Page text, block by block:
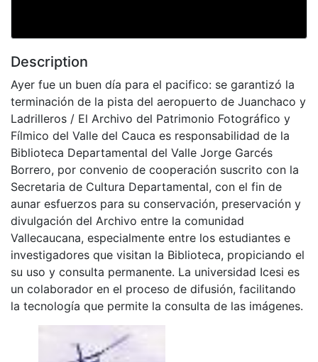
Description
Ayer fue un buen día para el pacifico: se garantizó la
terminación de la pista del aeropuerto de Juanchaco y
Ladrilleros / El Archivo del Patrimonio Fotográfico y
Fílmico del Valle del Cauca es responsabilidad de la
Biblioteca Departamental del Valle Jorge Garcés
Borrero, por convenio de cooperación suscrito con la
Secretaria de Cultura Departamental, con el fin de
aunar esfuerzos para su conservación, preservación y
divulgación del Archivo entre la comunidad
Vallecaucana, especialmente entre los estudiantes e
investigadores que visitan la Biblioteca, propiciando el
su uso y consulta permanente. La universidad Icesi es
un colaborador en el proceso de difusión, facilitando
la tecnología que permite la consulta de las imágenes.